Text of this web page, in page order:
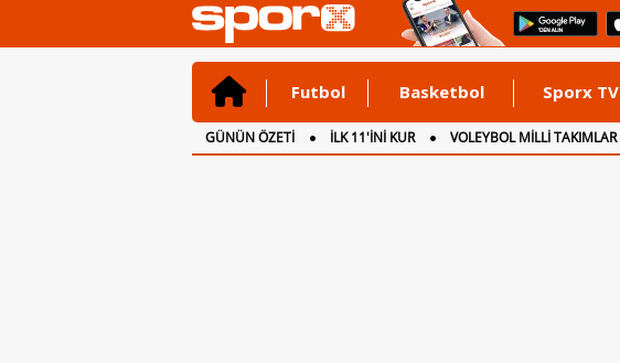
Futbol Basketbol Sporx TV
GÜNÜN ÖZETİ İLK 11'İNİ KUR VOLEYBOL MİLLİ TAKIMLAR
CANLI ANLATIM
İNGİLTERE